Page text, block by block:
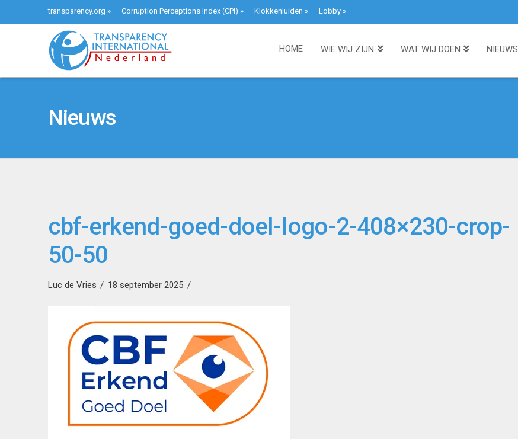
transparency.org » Corruption Perceptions Index (CPI) » Klokkenluiden » Lobby»
HOME WIE WIJ ZIJN WAT WIJ DOEN NIEUWS
Nieuws
cbf-erkend-goed-doel-logo-2-408×230-crop-
50-50
Luc de Vries 18 september 2025